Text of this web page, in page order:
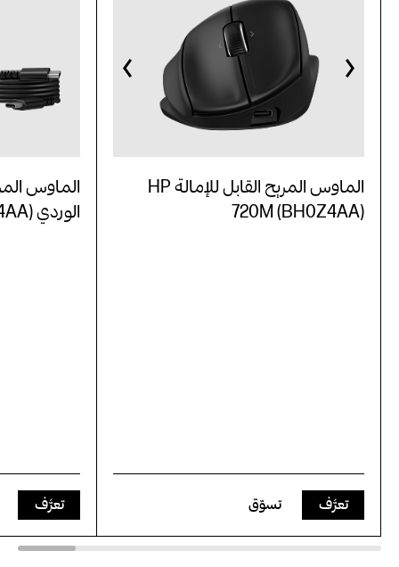
الماوس
الوردي HP 720M (BH7N4AA)
تعرَّف
الماوس المريح القابل للإمالة HP
720M (BH0Z4AA)
تعرَّف تسوّق